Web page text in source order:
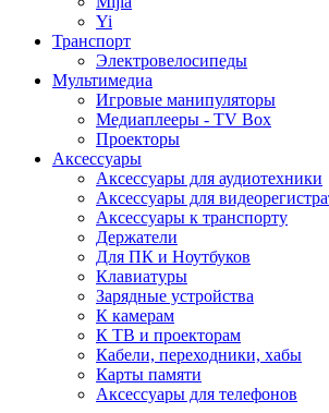
Yi
Транспорт
Электровелосипеды
Мультимедиа
Игровые манипуляторы
Медиаплееры - TV Box
Проекторы
Аксессуары
Аксессуары для аудиотехники
Аксессуары для
Аксессуары к транспорту
Держатели
Для ПК и Ноутбуков
Клавиатуры
Зарядные устройства
К камерам
К ТВ и проекторам
Кабели, переходники, хабы
Карты памяти
Аксессуары для телефонов